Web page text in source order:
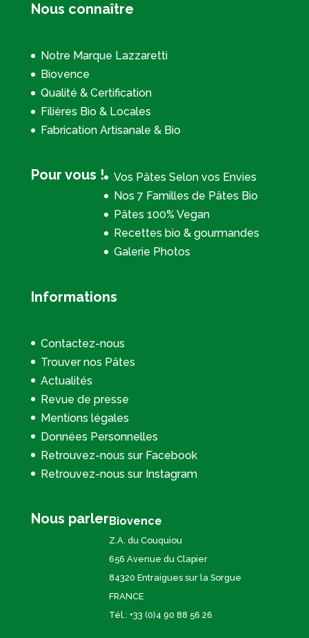
Nous connaître
Notre Marque Lazzaretti
Biovence
Qualité & Certification
Filières Bio & Locales
Fabrication Artisanale & Bio
Pour vous !
Vos Pâtes Selon vos Envies
Nos 7 Familles de Pâtes Bio
Pâtes 100% Vegan
Recettes bio & gourmandes
Galerie Photos
Informations
Contactez-nous
Trouver nos Pâtes
Actualités
Revue de presse
Mentions légales
Données Personnelles
Retrouvez-nous sur Facebook
Retrouvez-nous sur Instagram
Nous parlerBiovence
Z.A. du Couquiou
656 Avenue du Clapier
84320 Entraigues sur la Sorgue
FRANCE
Tél.: +33 (0)4 90 88 56 26